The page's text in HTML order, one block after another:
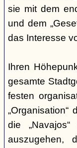
sie mit dem
und dem
das Interesse
Ihren
gesamte
festen
die
auszugehen,